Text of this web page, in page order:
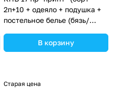
2п+10 + одеяло + подушка +
постельное белье (бязь/
(№П207_2а10бб_04) цвета в
ассортименте.
В корзину
Старая цена